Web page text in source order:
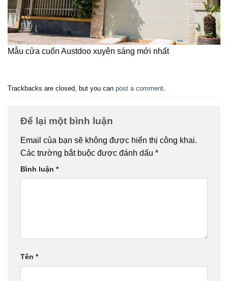
Mẫu cửa cuốn Austdoo xuyên sáng mới nhất
Trackbacks are closed, but you can post a comment.
Để lại một bình luận
Email của bạn sẽ không được hiển thị công khai.
Các trường bắt buộc được đánh dấu *
Bình luận *
Tên *